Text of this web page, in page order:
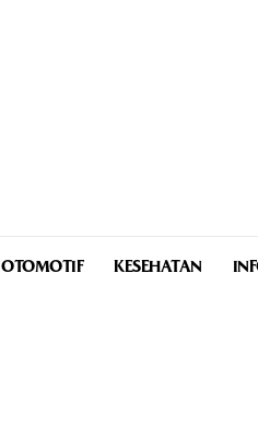
OTOMOTIF KESEHATAN